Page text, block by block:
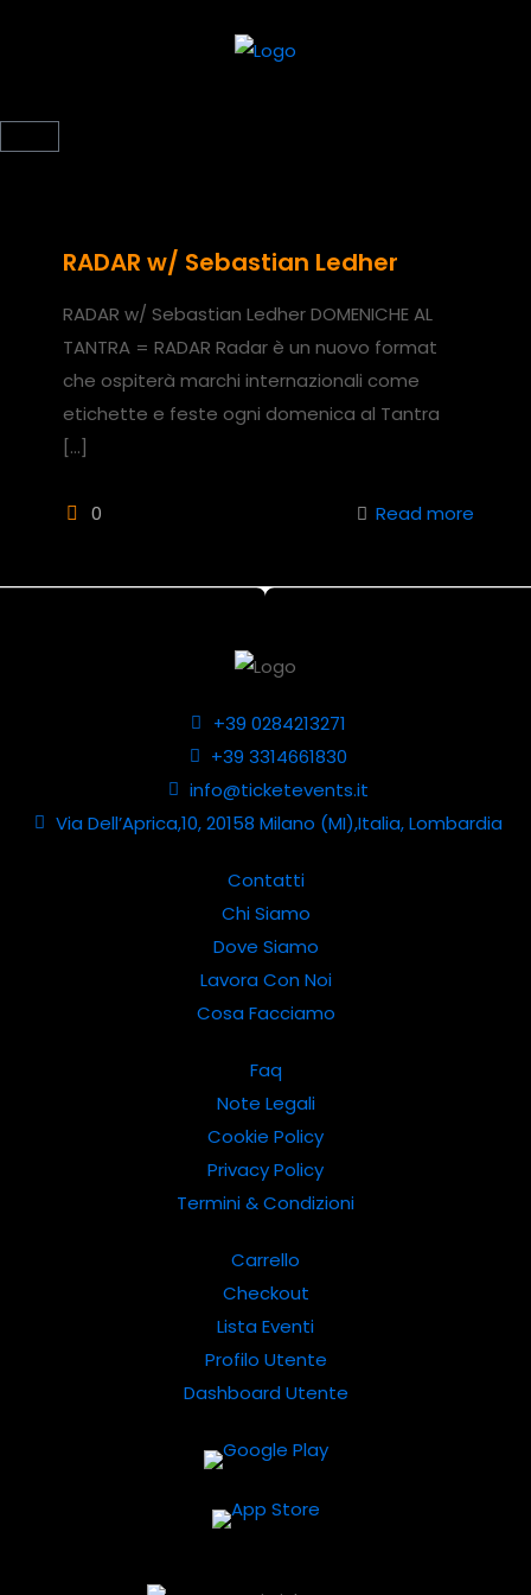
RADAR w/ Sebastian Ledher
RADAR w/ Sebastian Ledher DOMENICHE AL
TANTRA = RADAR Radar è un nuovo format
che ospiterà marchi internazionali come
etichette e feste ogni domenica al Tantra
[…]
0 Read more
+39 0284213271
+39 3314661830
info@ticketevents.it
Via Dell’Aprica,10, 20158 Milano (MI),Italia, Lombardia
Contatti
Chi Siamo
Dove Siamo
Lavora Con Noi
Cosa Facciamo
Faq
Note Legali
Cookie Policy
Privacy Policy
Termini & Condizioni
Carrello
Checkout
Lista Eventi
Profilo Utente
Dashboard Utente